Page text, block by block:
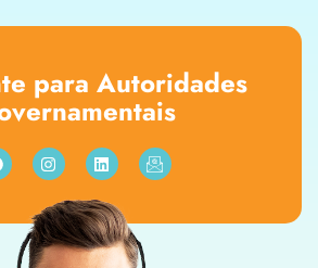
para Autoridades